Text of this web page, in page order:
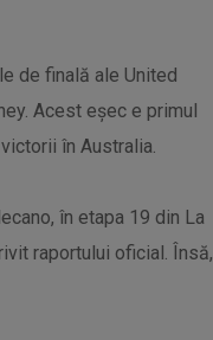
de finală ale United
Acest eșec e primul
în Australia.
în etapa 19 din La
raportului oficial. Însă,